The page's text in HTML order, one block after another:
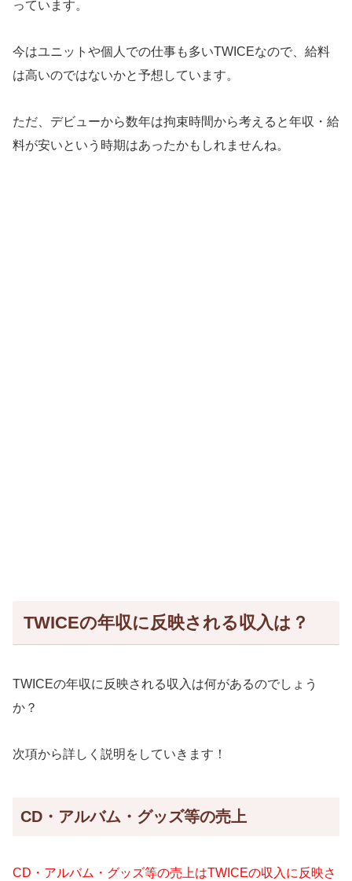
っています。
今はユニットや個人での仕事も多いTWICEなので、給料
は高いのではないかと予想しています。
ただ、デビューから数年は拘束時間から考えると年収・給
料が安いという時期はあったかもしれませんね。
TWICEの年収に反映される収入は？
TWICEの年収に反映される収入は何があるのでしょう
か？
次項から詳しく説明をしていきます！
CD・アルバム・グッズ等の売上
CD・アルバム・グッズ等の売上はTWICEの収入に反映さ